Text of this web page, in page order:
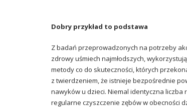
Dobry przykład to podstawa
Z badań przeprowadzonych na potrzeby
zdrowy uśmiech najmłodszych,
metody co do skuteczności, których
z twierdzeniem, że istnieje bezpośrednie
nawyków u dzieci. Niemal identyczna liczba
regularne czyszczenie zębów w obecności